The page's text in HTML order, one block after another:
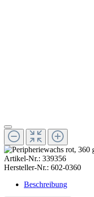
Artikel-Nr.: 339356
Hersteller-Nr.: 602-0360
Beschreibung